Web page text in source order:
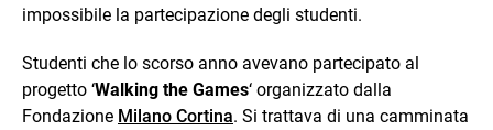
impossibile la partecipazione degli studenti.
Studenti che lo scorso anno avevano partecipato al
progetto ‘Walking the Games‘ organizzato dalla
Fondazione Milano Cortina. Si trattava di una camminata